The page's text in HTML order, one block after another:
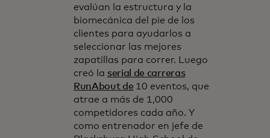
evalúan la estructura y la
biomecánica del pie de los
clientes para ayudarlos a
seleccionar las mejores
zapatillas para correr. Luego
creó la serial de carreras
RunAbout de 10 eventos, que
atrae a más de 1,000
competidores cada año. Y
como entrenador en jefe de